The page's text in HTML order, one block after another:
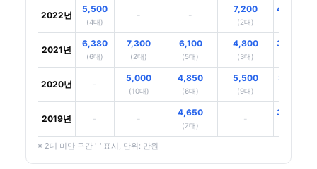
2022년
5,500
(4대)
- -
7,200
(2대)
4,950
2021년
6,380
(6대)
7,300
(2대)
6,100
(5대)
4,800
(3대)
3,990
2020년 -
5,000
(10대)
4,850
(6대)
5,500
(9대)
3,100
2019년 - -
4,650
(7대)
-
3,390
※ 2대 미만 구간 '-' 표시, 단위: 만원